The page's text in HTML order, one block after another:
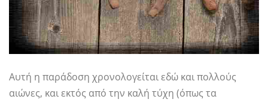
Αυτή η παράδοση χρονολογείται εδώ και πολλούς
αιώνες, και εκτός από την καλή τύχη (όπως τα